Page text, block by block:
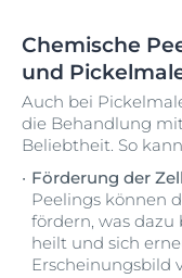
Chemische
und
Auch bei
die Behandlung
Beliebtheit. So
Förderung der
Peelings können
fördern, was dazu
heilt und sich
Erscheinungsbild